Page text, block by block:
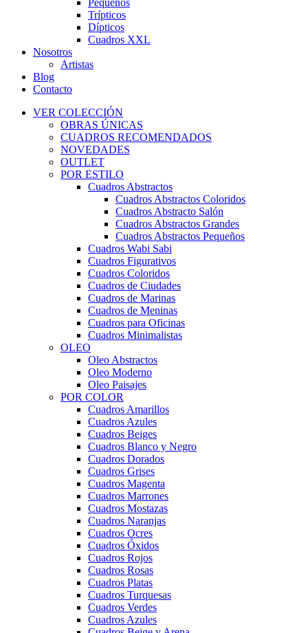
Pequeños
Trípticos
Dípticos
Cuadros XXL
Nosotros
Artistas
Blog
Contacto
VER COLECCIÓN
OBRAS ÚNICAS
CUADROS RECOMENDADOS
NOVEDADES
OUTLET
POR ESTILO
Cuadros Abstractos
Cuadros Abstractos Coloridos
Cuadros Abstracto Salón
Cuadros Abstractos Grandes
Cuadros Abstractos Pequeños
Cuadros Wabi Sabi
Cuadros Figurativos
Cuadros Coloridos
Cuadros de Ciudades
Cuadros de Marinas
Cuadros de Meninas
Cuadros para Oficinas
Cuadros Minimalistas
OLEO
Oleo Abstractos
Oleo Moderno
Oleo Paisajes
POR COLOR
Cuadros Amarillos
Cuadros Azules
Cuadros Beiges
Cuadros Blanco y Negro
Cuadros Dorados
Cuadros Grises
Cuadros Magenta
Cuadros Marrones
Cuadros Mostazas
Cuadros Naranjas
Cuadros Ocres
Cuadros Óxidos
Cuadros Rojos
Cuadros Rosas
Cuadros Platas
Cuadros Turquesas
Cuadros Verdes
Cuadros Azules